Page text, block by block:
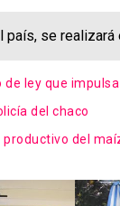
se
ley que
del chaco
del